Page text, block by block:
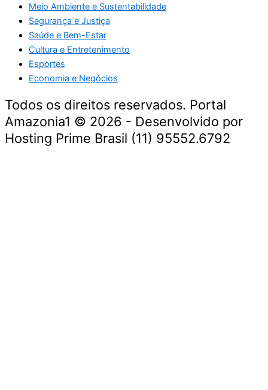
Meio Ambiente e Sustentabilidade
Segurança e Justiça
Saúde e Bem-Estar
Cultura e Entretenimento
Esportes
Economia e Negócios
Todos os direitos reservados. Portal
Amazonia1 © 2026 - Desenvolvido por
Hosting Prime Brasil (11) 95552.6792